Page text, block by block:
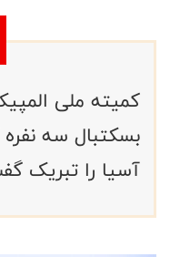
کمیته ملی
بسکتبال سه
آسیا را تبریک